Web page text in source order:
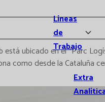
Líneas
de
Trabajo
Extra
está ubicado en el “Parc
como desde la Cataluña